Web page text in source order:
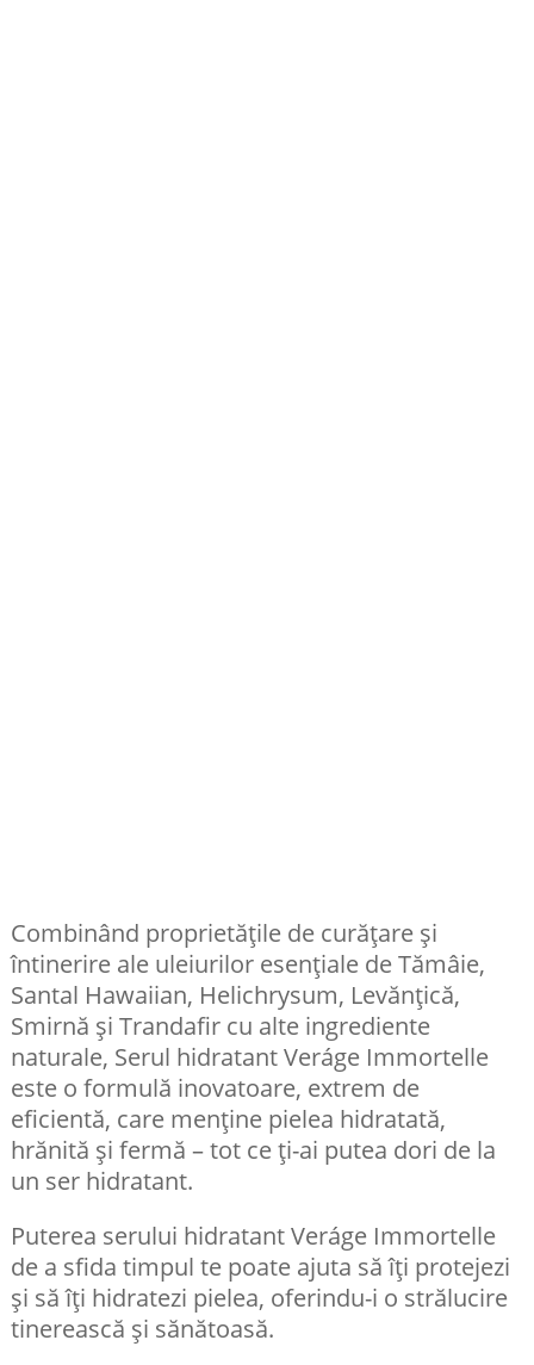
Combinând proprietățile de curățare și
întinerire ale uleiurilor esențiale de Tămâie,
Santal Hawaiian, Helichrysum, Levănțică,
Smirnă și Trandafir cu alte ingrediente
naturale, Serul hidratant Veráge Immortelle
este o formulă inovatoare, extrem de
eficientă, care menține pielea hidratată,
hrănită și fermă – tot ce ți-ai putea dori de la
un ser hidratant.
Puterea serului hidratant Veráge Immortelle
de a sfida timpul te poate ajuta să îți protejezi
și să îți hidratezi pielea, oferindu-i o strălucire
tinerească și sănătoasă.